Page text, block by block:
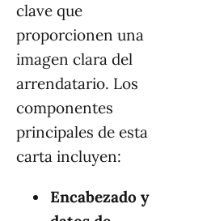
clave que
proporcionen una
imagen clara del
arrendatario. Los
componentes
principales de esta
carta incluyen:
Encabezado y